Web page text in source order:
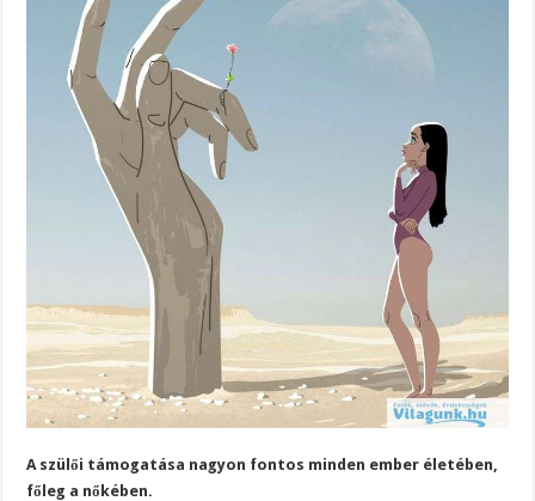
A szülői támogatása nagyon fontos minden ember életében,
főleg a nőkében.